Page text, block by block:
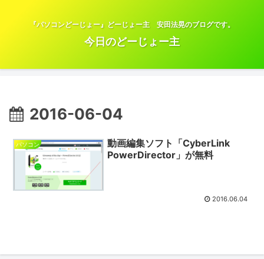
『パソコンどーじょー』どーじょー主 安田法晃のブログです。
今日のどーじょー主
2016-06-04
パソコン
動画編集ソフト「CyberLink
PowerDirector」が無料
2016.06.04